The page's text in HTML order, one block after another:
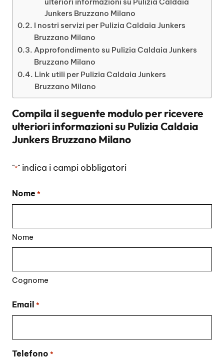
Junkers Bruzzano Milano
I nostri servizi per Pulizia Caldaia Junkers
Bruzzano Milano
Approfondimento su Pulizia Caldaia Junkers
Bruzzano Milano
Link utili per Pulizia Caldaia Junkers
Bruzzano Milano
Compila il seguente modulo per ricevere
ulteriori informazioni suPulizia Caldaia
Junkers Bruzzano Milano
"*" indica i campi obbligatori
Nome *
Nome
Cognome
Email *
Telefono *